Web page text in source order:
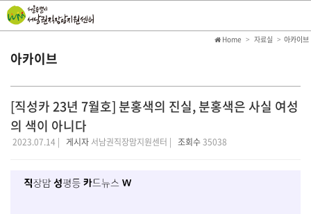
아카이브
Home 자료실 아카이브
[직성카 23년 7월호] 분홍색의 진실, 분홍색은 사실 여성
의 색이 아니다
2023.07.14 | 게시자 서남권직장맘지원센터 | 조회수35038